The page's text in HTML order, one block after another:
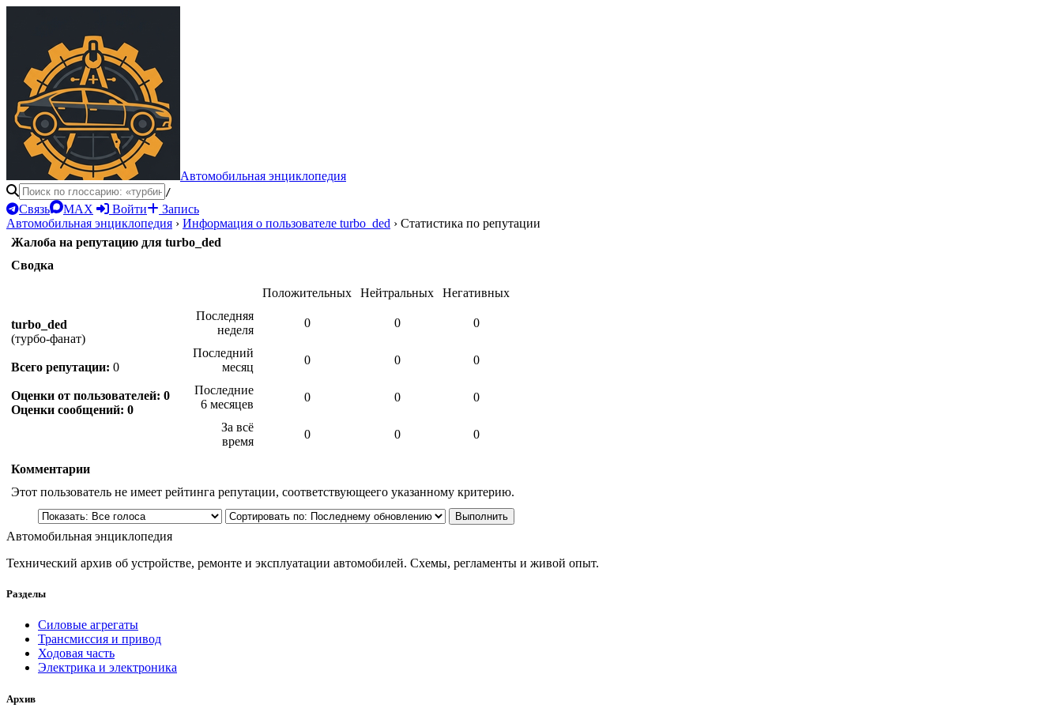
Автомобильная энциклопедия
/
Связь MAX Войти
Запись
Автомобильная энциклопедия › Информация о пользователе turbo_ded › Статистика по репутации
Жалоба на репутацию для turbo_ded
Сводка
turbo_ded
(турбо-фанат)
Всего репутации: 0
Оценки от пользователей: 0
Оценки сообщений: 0
Положительных Нейтральных
Негативных
Последняя
неделя
0 0 0
Последний
месяц
0 0 0
Последние
6 месяцев
0 0 0
За всё
время
0 0 0
Комментарии
Этот пользователь не имеет рейтинга репутации, соответствующеего указанному критерию.
Автомобильная энциклопедия
Технический архив об устройстве, ремонте и эксплуатации автомобилей. Схемы, регламенты и живой опыт.
Разделы
Силовые агрегаты
Трансмиссия и привод
Ходовая часть
Электрика и электроника
Архив